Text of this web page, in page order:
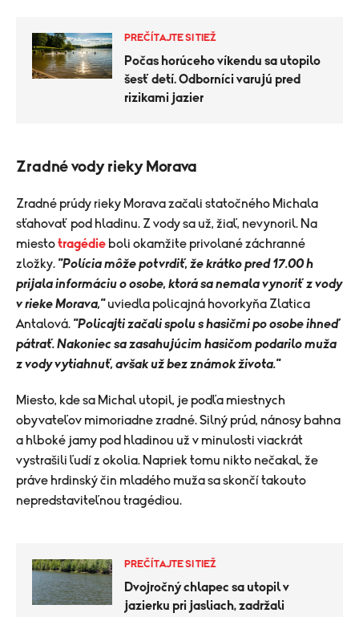
PREČÍTAJTE SI TIEŽ
Počas horúceho víkendu sa utopilo
šesť detí. Odborníci varujú pred
rizikami jazier
Zradné vody rieky Morava
Zradné prúdy rieky Morava začali statočného Michala
sťahovať pod hladinu. Z vody sa už, žiaľ, nevynoril. Na
miestotragédie boli okamžite privolané záchranné
zložky. "Polícia môže potvrdiť, že krátko pred 17.00 h
prijala informáciu o osobe, ktorá sa nemala vynoriť z vody
v rieke Morava,"uviedla policajná hovorkyňa Zlatica
Antalová. "Policajti začali spolu s hasičmi po osobe ihneď
pátrať. Nakoniec sa zasahujúcim hasičom podarilo muža
z vody vytiahnuť, avšak už bez známok života."
Miesto, kde sa Michal utopil, je podľa miestnych
obyvateľov mimoriadne zradné. Silný prúd, nánosy bahna
a hlboké jamy pod hladinou už v minulosti viackrát
vystrašili ľudí z okolia. Napriek tomu nikto nečakal, že
práve hrdinský čin mladého muža sa skončí takouto
nepredstaviteľnou tragédiou.
PREČÍTAJTE SI TIEŽ
Dvojročný chlapec sa utopil v
jazierku pri jasliach, zadržali